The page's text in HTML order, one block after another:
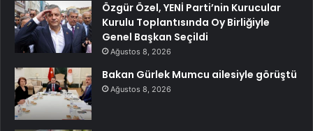
Özgür Özel, YENİ Parti’nin Kurucular
Kurulu Toplantısında Oy Birliğiyle
Genel Başkan Seçildi
Ağustos 8, 2026
Bakan Gürlek Mumcu ailesiyle görüştü
Ağustos 8, 2026